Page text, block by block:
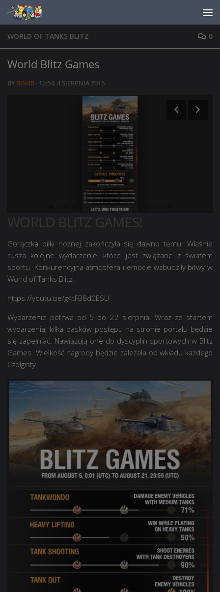
Skip to content
WORLD OF TANKS BLITZ 0
World Blitz Games
BY BIN4R · 12:54, 4 SIERPNIA 2016
WORLD BLITZ GAMES!
Gorączka piłki nożnej zakończyła się dawno temu. Właśnie
rusza kolejne wydarzenie, które jest związane z światem
sportu. Konkurencyjna atmosfera i emocje wzbudziły bitwy w
World of Tanks Blitz!
https://youtu.be/g4tFB8d0ESU
Wydarzenie potrwa od 5 do 22 sierpnia. Wraz ze startem
wydarzenia, kilka pasków postępu na stronie portalu będzie
się zapełniać. Nawiązują one do dyscyplin sportowych w Blitz
Games. Wielkość nagrody będzie zależała od wkładu każdego
Czołgisty.